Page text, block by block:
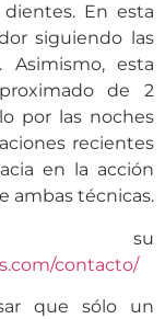
En esta
siguiendo las
Asimismo, esta
de 2
por las noches
recientes
en la acción
ambas técnicas.
su
contacto/
que sólo un